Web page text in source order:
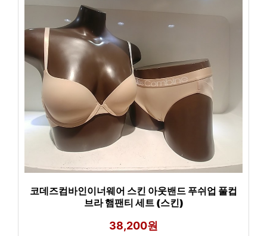
코데즈컴바인이너웨어 스킨 아웃밴드 푸쉬업 풀컵
브라 햄팬티 세트 (스킨)
38,200원